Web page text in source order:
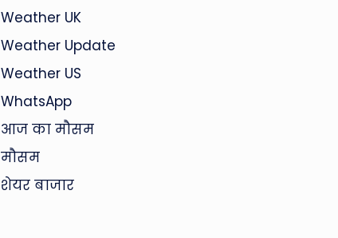
Weather UK
Weather Update
Weather US
WhatsApp
आज का मौसम
मौसम
शेयर बाजार